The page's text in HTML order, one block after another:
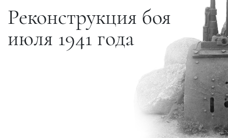
Реконструкция боя
июля 1941 года